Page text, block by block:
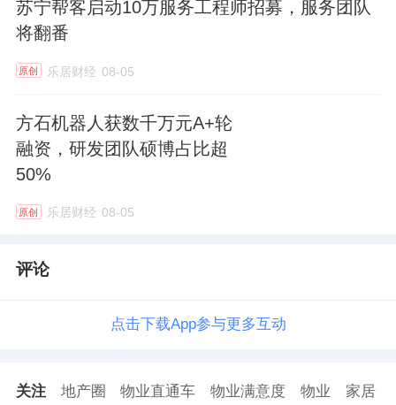
3月17日，据西铁照明官微，以与西铁・共生
长为主题的2026年西铁照明全国经销商大会暨
会上，西铁照明董事长葛文香表示，过去一
年，西铁迎难而上，销售额较2024年同比攀升
76家、落地62家，新增工程经销商34家，经销
场知名度与行业影响力稳步提升。
葛文香明确2026年核心发展方向，与经销商携
的专业能力，让专业设计成为每一位经销商的
苏宁帮客启动10万服务工程师招募，服务团队
将翻番
原创 乐居财经 08-05
方石机器人获数千万元A+轮
融资，研发团队硕博占比超
50%
原创 乐居财经 08-05
评论
点击下载App参与更多互动
关注 地产圈 物业直通车 物业满意度 物业 家居